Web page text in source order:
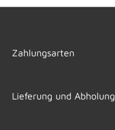
Zahlungsarten
Lieferung und Abholung